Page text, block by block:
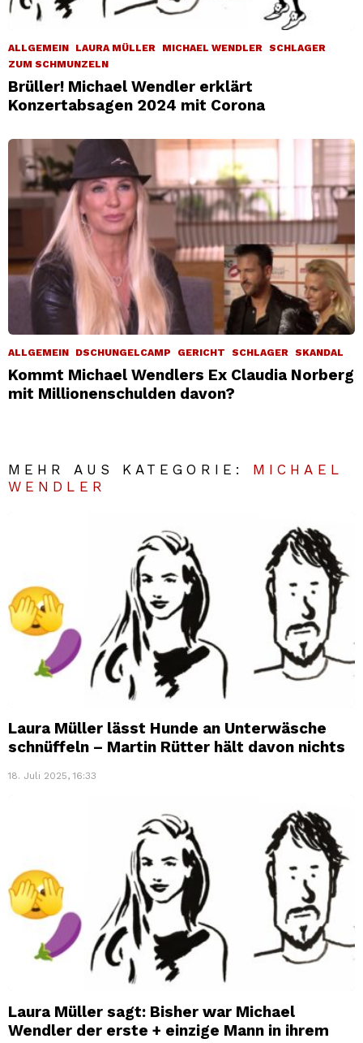
ALLGEMEIN LAURA MÜLLER MICHAEL WENDLER
SCHLAGER
ZUM SCHMUNZELN
Brüller! Michael Wendler erklärt
Konzertabsagen 2024 mit Corona
ALLGEMEIN DSCHUNGELCAMP GERICHT SCHLAGER SKANDAL
Kommt Michael Wendlers Ex Claudia Norberg
mit Millionenschulden davon?
MEHR AUS KATEGORIE: MICHAEL
WENDLER
Laura Müller lässt Hunde an Unterwäsche
schnüffeln – Martin Rütter hält davon nichts
18. Juli 2025, 16:33
Laura Müller sagt: Bisher war Michael
Wendler der erste + einzige Mann in ihrem